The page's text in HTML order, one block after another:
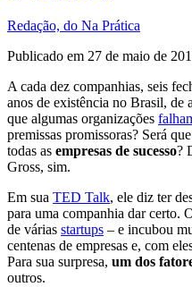
Redação, do Na Prática
Publicado em 27 de maio de
A cada dez companhias, seis
anos de existência no Brasil,
que algumas organizações
premissas promissoras? Será
todas as empresas de sucesso?
Gross, sim.
Em sua TED Talk, ele diz ter
para uma companhia dar certo.
de várias startups – e incubou
centenas de empresas e, com
Para sua surpresa, um dos
outros.